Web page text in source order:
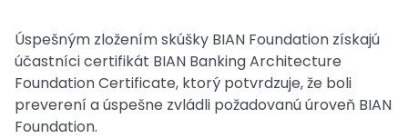
Úspešným zložením skúšky BIAN Foundation získajú
účastníci certifikát BIAN Banking Architecture
Foundation Certificate, ktorý potvrdzuje, že boli
preverení a úspešne zvládli požadovanú úroveň BIAN
Foundation.